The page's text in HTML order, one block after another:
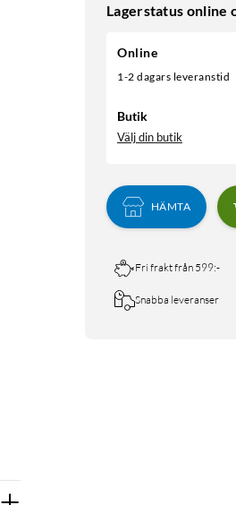
Lagerstatus online
Online
1-2 dagars leveranstid
Butik
Välj din butik
HÄMTA
Fri frakt från 599:-
Snabba leveranser